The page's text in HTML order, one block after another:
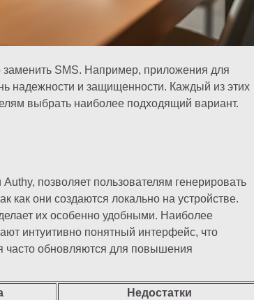
заменить SMS. Например, приложения для
надежности и защищенности. Каждый из этих
выбрать наиболее подходящий вариант.
позволяет пользователям генерировать
они создаются локально на устройстве.
их особенно удобными. Наиболее
интуитивно понятный интерфейс, что
часто обновляются для повышения
Недостатки